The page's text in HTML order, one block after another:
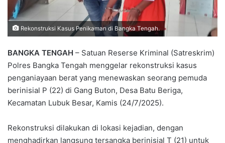
Rekonstruksi Kasus Penikaman di Bangka Tengah.
BANGKA TENGAH – Satuan Reserse Kriminal (Satreskrim)
Polres Bangka Tengah menggelar rekonstruksi kasus
penganiayaan berat yang menewaskan seorang pemuda
berinisial P (22) di Gang Buton, Desa Batu Beriga,
Kecamatan Lubuk Besar, Kamis (24/7/2025).
Rekonstruksi dilakukan di lokasi kejadian, dengan
menghadirkan langsung tersangka berinisial T (21) untuk